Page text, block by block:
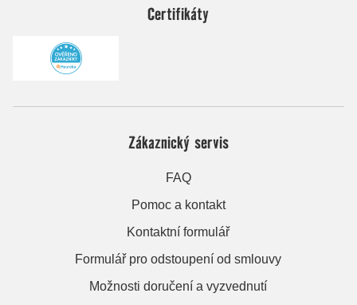
Certifikáty
Zákaznický servis
FAQ
Pomoc a kontakt
Kontaktní formulář
Formulář pro odstoupení od smlouvy
Možnosti doručení a vyzvednutí